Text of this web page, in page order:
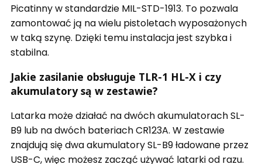
Picatinny w standardzie MIL-STD-1913. To pozwala
zamontować ją na wielu pistoletach wyposażonych
w taką szynę. Dzięki temu instalacja jest szybka i
stabilna.
Jakie zasilanie obsługuje TLR-1 HL-X i czy
akumulatory są w zestawie?
Latarka może działać na dwóch akumulatorach SL-
B9 lub na dwóch bateriach CR123A. W zestawie
znajdują się dwa akumulatory SL-B9 ładowane przez
USB-C, więc możesz zacząć używać latarki od razu.